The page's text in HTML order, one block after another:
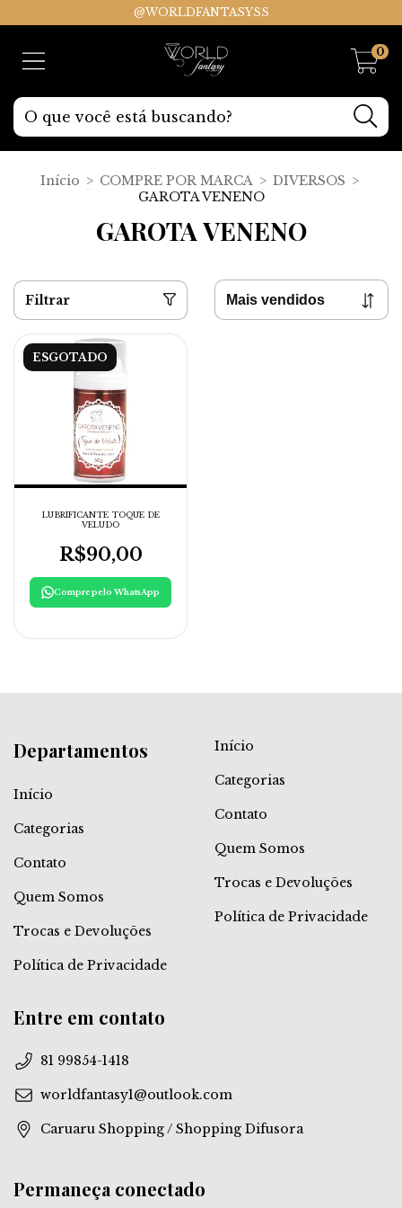
@WORLDFANTASYSS
0
Início > COMPRE POR MARCA > DIVERSOS >
GAROTA VENENO
GAROTA VENENO
Filtrar
ESGOTADO
LUBRIFICANTE TOQUE DE
VELUDO
R$90,00
Compre pelo WhatsApp
Departamentos
Início
Categorias
Contato
Quem Somos
Trocas e Devoluções
Política de Privacidade
Início
Categorias
Contato
Quem Somos
Trocas e Devoluções
Política de Privacidade
Entre em contato
81 99854-1418
worldfantasy1@outlook.com
Caruaru Shopping / Shopping Difusora
Permaneça conectado